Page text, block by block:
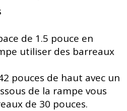
de 1.5 pouce en
utiliser des barreaux
pouces de haut avec un
de la rampe vous
de 30 pouces.